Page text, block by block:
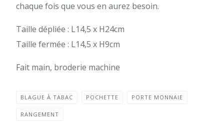
chaque fois que vous en aurez besoin.
Taille dépliée : L14,5 x H24cm
Taille fermée : L14,5 x H9cm
Fait main, broderie machine
BLAGUE À TABAC POCHETTE PORTE MONNAIE
RANGEMENT